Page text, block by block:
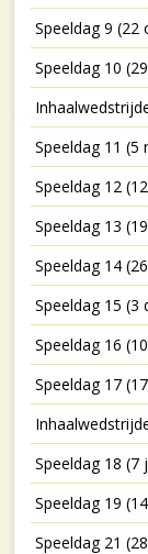
Speeldag 9
Speeldag 10
Speeldag 11 (5
Speeldag 12
Speeldag 13
Speeldag 14
Speeldag 15 (3
Speeldag 16
Speeldag 17
Speeldag 18 (7
Speeldag 19
Speeldag 21